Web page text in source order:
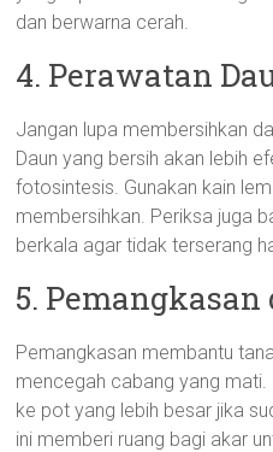
dan berwarna cerah.
4. Perawatan
Jangan lupa membersihkan
Daun yang bersih akan lebih
fotosintesis. Gunakan kain
membersihkan. Periksa juga
berkala agar tidak terserang
5.
Pemangkasan membantu
mencegah cabang yang mati.
ke pot yang lebih besar jika
ini memberi ruang bagi akar